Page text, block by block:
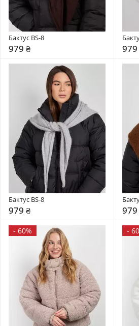
Бактус BS-8
979 ₴ 979
Бактус BS-8
979 ₴ 979
- 60% -